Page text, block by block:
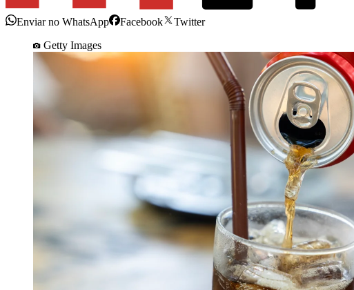
Enviar no WhatsApp Facebook
Twitter
Getty Images